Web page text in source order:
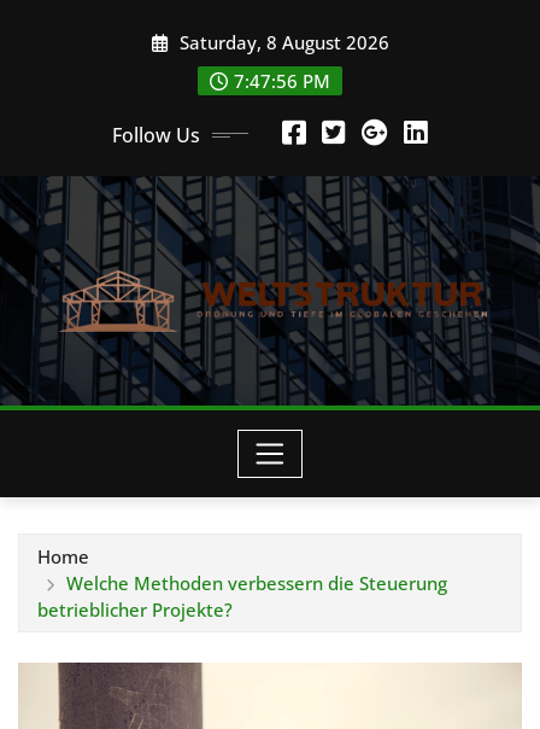
Saturday, 8 August 2026
7:47:57 PM
Follow Us
Home
Welche Methoden verbessern die Steuerung
betrieblicher Projekte?